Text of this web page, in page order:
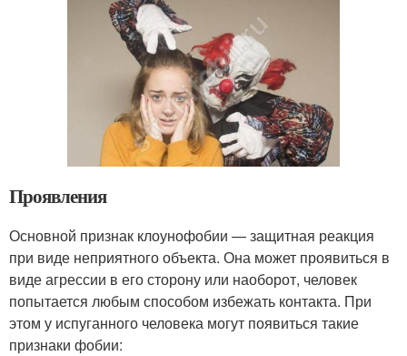
Проявления
Основной признак клоунофобии — защитная реакция
при виде неприятного объекта. Она может проявиться в
виде агрессии в его сторону или наоборот, человек
попытается любым способом избежать контакта. При
этом у испуганного человека могут появиться такие
признаки фобии: